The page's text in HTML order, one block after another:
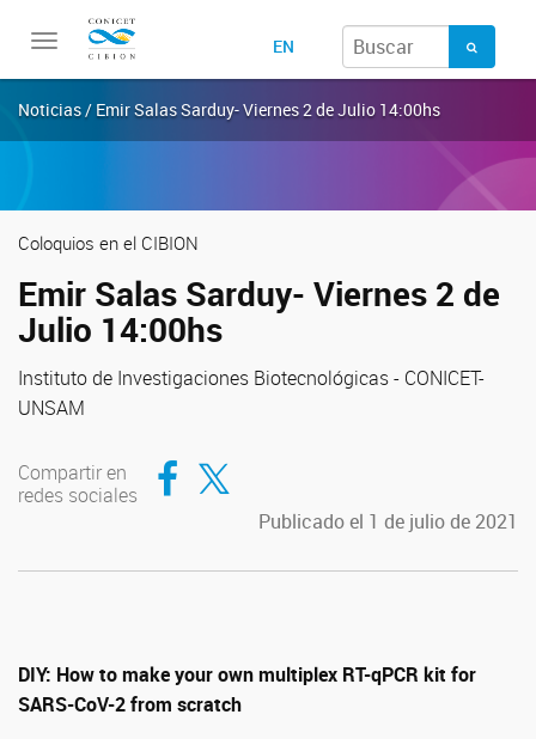
Toggle
EN
Noticias / Emir Salas Sarduy- Viernes 2 de Julio 14:00hs
Coloquios en el CIBION
Emir Salas Sarduy- Viernes 2 de
Julio 14:00hs
Instituto de Investigaciones Biotecnológicas - CONICET-
UNSAM
Compartir en
redes sociales
Compartir en Facebook
Compartir en Twitter
Publicado el 1 de julio de 2021
DIY: How to make your own multiplex RT-qPCR kit for
SARS-CoV-2 from scratch